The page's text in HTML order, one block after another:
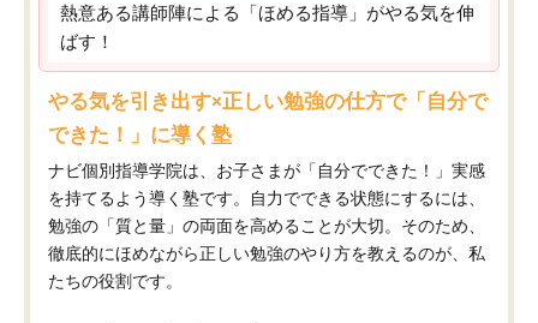
熱意ある講師陣による「ほめる指導」がやる気を伸
ばす！
やる気を引き出す×正しい勉強の仕方で「自分で
できた！」に導く塾
ナビ個別指導学院は、お子さまが「自分でできた！」実感
を持てるよう導く塾です。自力でできる状態にするには、
勉強の「質と量」の両面を高めることが大切。そのため、
徹底的にほめながら正しい勉強のやり方を教えるのが、私
たちの役割です。